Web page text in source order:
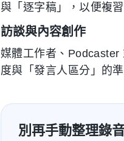
與「逐字稿」，以便複
訪談與內容創作
媒體工作者、Podcaster
度與「發言人區分」的
別再手動整理錄